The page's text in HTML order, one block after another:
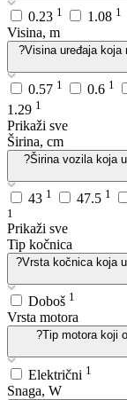
0.23 1 1.08 1
Visina, m
?Visina uređaja koja
0.57 1 0.6 1
1.29 1
Prikaži sve
Širina, cm
?Širina vozila koja
43 1 47.5 1
1
Prikaži sve
Tip kočnica
?Vrsta kočnica koja
Doboš 1
Vrsta motora
?Tip motora koji
Električni 1
Snaga, W